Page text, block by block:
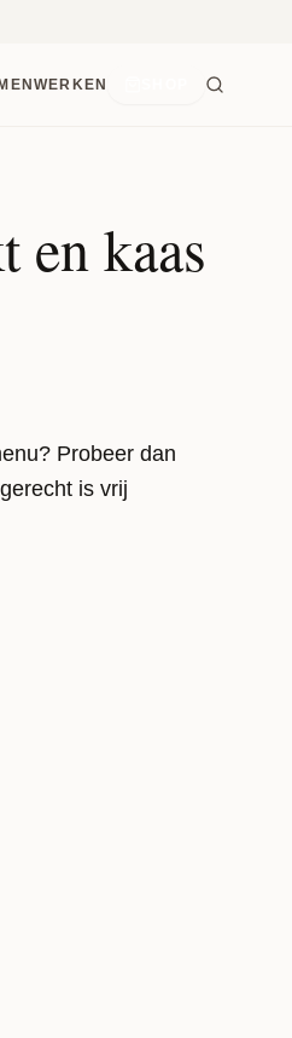
en kaas
Probeer dan
is vrij